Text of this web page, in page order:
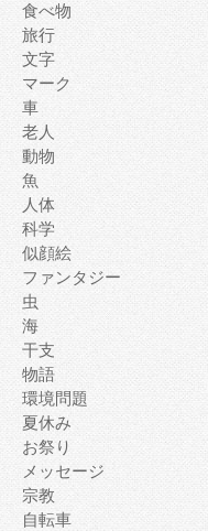
食べ物
旅行
文字
マーク
車
老人
動物
魚
人体
科学
似顔絵
ファンタジー
虫
海
干支
物語
環境問題
夏休み
お祭り
メッセージ
宗教
自転車